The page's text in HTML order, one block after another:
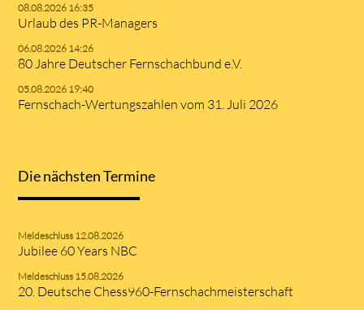
08.08.2026 16:35
Urlaub des PR-Managers
06.08.2026 14:26
80 Jahre Deutscher Fernschachbund e.V.
05.08.2026 19:40
Fernschach-Wertungszahlen vom 31. Juli 2026
Die nächsten Termine
Meldeschluss 12.08.2026
Jubilee 60 Years NBC
Meldeschluss 15.08.2026
20. Deutsche Chess960-Fernschachmeisterschaft